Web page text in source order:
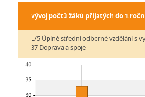
Vývoj počtů žáků přijatých do
L/5 Úplné střední odborné vzdělání s
37 Doprava a spoje